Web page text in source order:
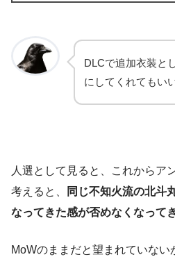
DLCで追加衣装と
にしてくれてもい
人選として見ると、これからア
考えると、
同じ不知火流の北斗
なってきた感が否めなくなって
MoWのままだと望まれていな